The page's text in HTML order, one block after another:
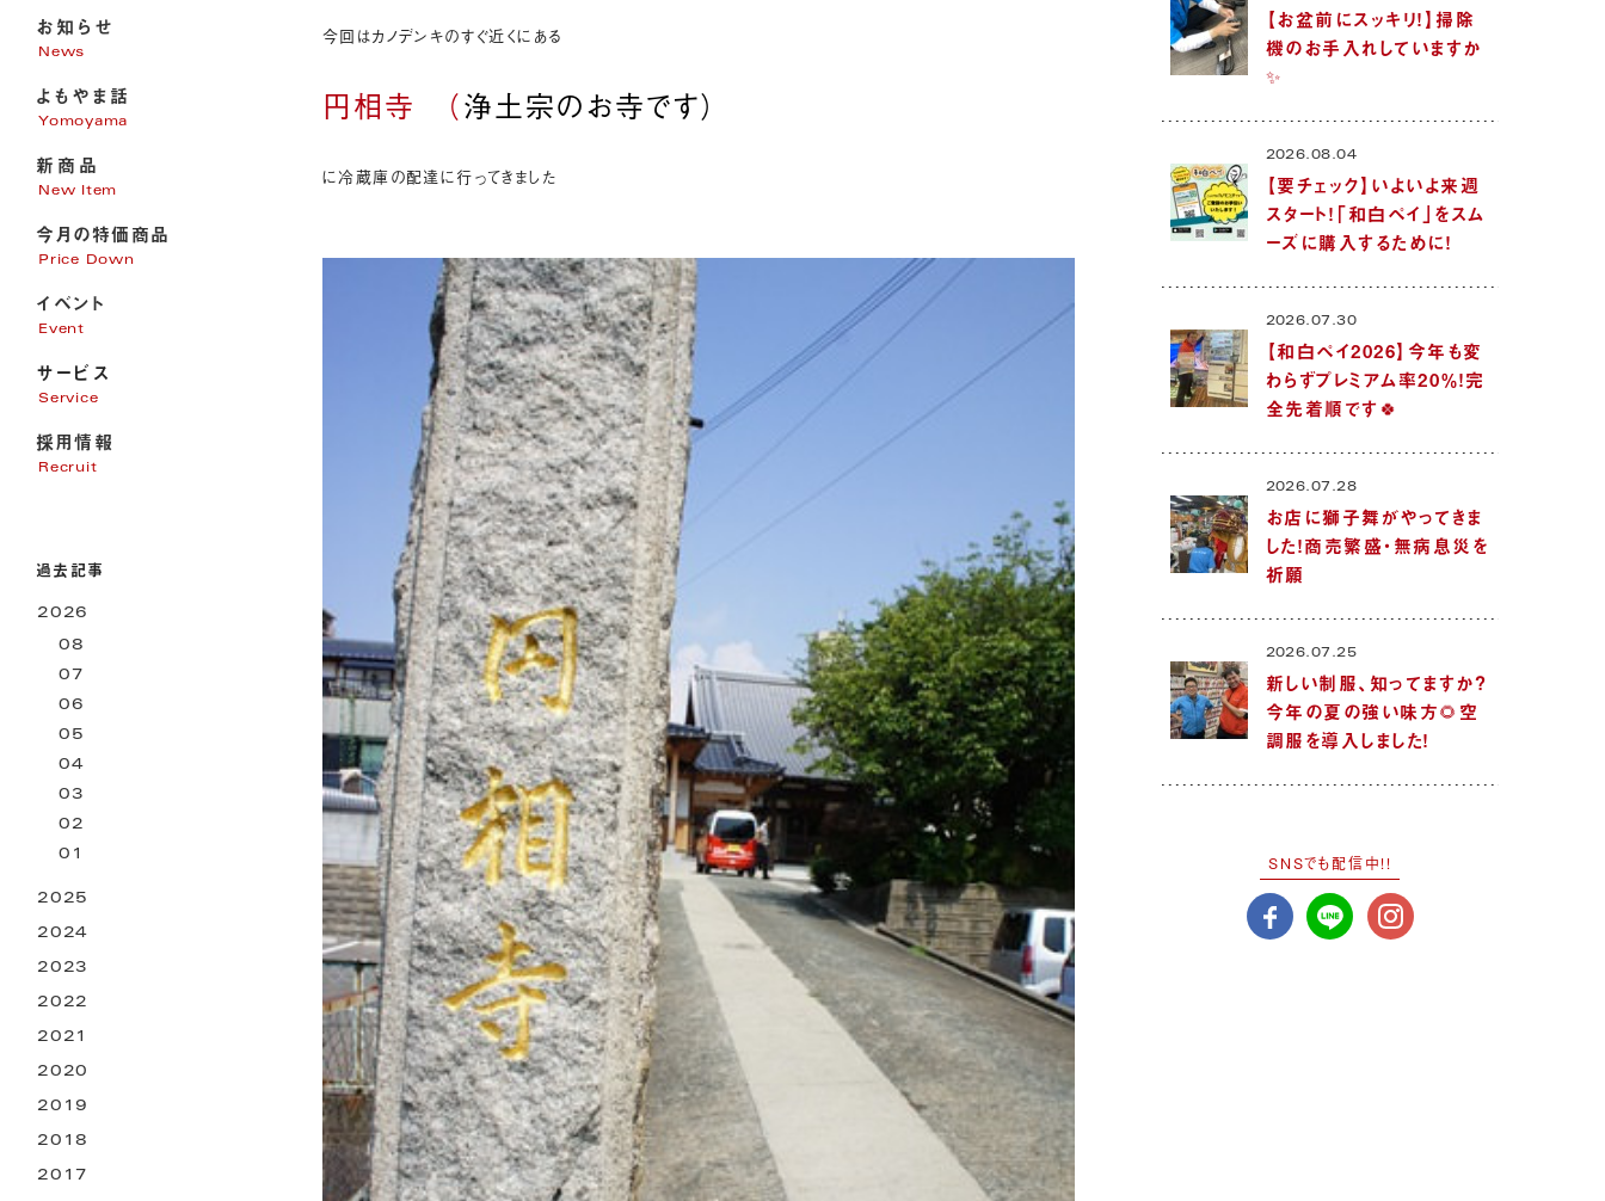
お知らせ
News
よもやま話
Yomoyama
新商品
New Item
今月の特価商品
Price Down
イベント
Event
サービス
Service
家電販売
家電修理
リフォーム
オール電化
お困りごとサービス
採用情報
Recruit
過去記事
2026
08
07
06
05
04
03
02
01
2025
2024
2023
2022
2021
2020
2019
2018
2017
今回はカノデンキのすぐ近くにある
円相寺 （浄土宗のお寺です）
に冷蔵庫の配達に行ってきました
【お盆前にスッキリ！】掃除
機のお手入れしていますか
✨
2026.08.04
【要チェック】いよいよ来週
スタート！「和白ペイ」をスム
ーズに購入するために！
2026.07.30
【和白ペイ2026】今年も変
わらずプレミアム率20％！完
全先着順です🍀
2026.07.28
お店に獅子舞がやってきま
した！商売繁盛・無病息災を
祈願
2026.07.25
新しい制服、知ってますか？
今年の夏の強い味方🌻空
調服を導入しました！
SNSでも配信中!!